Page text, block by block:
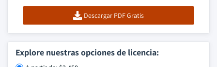
Descargar PDF Gratis
Explore nuestras opciones de licencia: